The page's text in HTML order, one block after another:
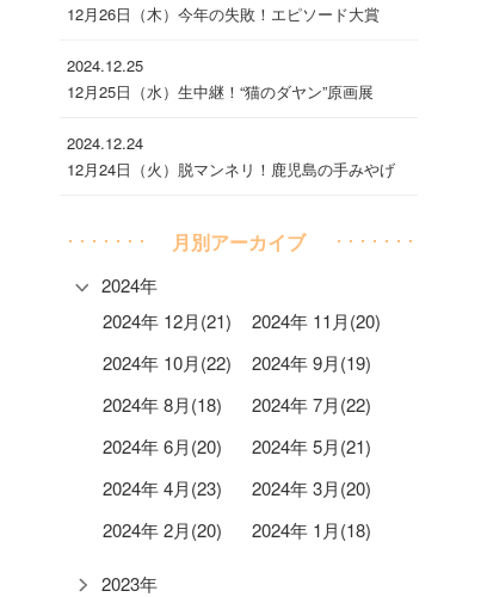
12月26日（木）今年の失敗！エピソード大賞
2024.12.25
12月25日（水）生中継！“猫のダヤン”原画展
2024.12.24
12月24日（火）脱マンネリ！鹿児島の手みやげ
月別アーカイブ
2024年
2024年 12月(21)
2024年 11月(20)
2024年 10月(22)
2024年 9月(19)
2024年 8月(18)
2024年 7月(22)
2024年 6月(20)
2024年 5月(21)
2024年 4月(23)
2024年 3月(20)
2024年 2月(20)
2024年 1月(18)
2023年